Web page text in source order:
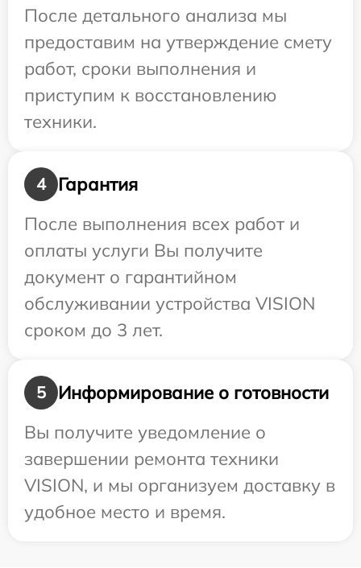
После детального анализа мы
предоставим на утверждение смету
работ, сроки выполнения и
приступим к восстановлению
техники.
4
Гарантия
После выполнения всех работ и
оплаты услуги Вы получите
документ о гарантийном
обслуживании устройства VISION
сроком до 3 лет.
5
Информирование о готовности
Вы получите уведомление о
завершении ремонта техники
VISION, и мы организуем доставку в
удобное место и время.